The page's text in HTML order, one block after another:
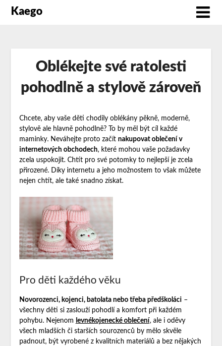
Kaego
Oblékejte své ratolesti
pohodlně a stylově zároveň
Chcete, aby vaše děti chodily oblékány pěkně, moderně,
stylově ale hlavně pohodlně? To by měl být cíl každé
maminky. Neváhejte proto začít nakupovat oblečení v
internetových obchodech, které mohou vaše požadavky
zcela uspokojit. Chtít pro své potomky to nejlepší je zcela
přirozené. Díky internetu a jeho možnostem to však můžete
nejen chtít, ale také snadno získat.
Pro děti každého věku
Novorozenci, kojenci, batolata nebo třeba předškoláci –
všechny děti si zaslouží pohodlí a komfort při každém
pohybu. Nejenom levnékojenecké oblečení, ale i oděvy
všech mladších či starších sourozenců by mělo skvěle
padnout, být vyrobené z kvalitních materiálů a bez nějakých